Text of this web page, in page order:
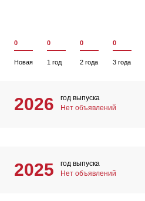
0
Новая
0
1 год
0
2 года
0
3 года
2026
год выпуска
Нет объявлений
2025
год выпуска
Нет объявлений